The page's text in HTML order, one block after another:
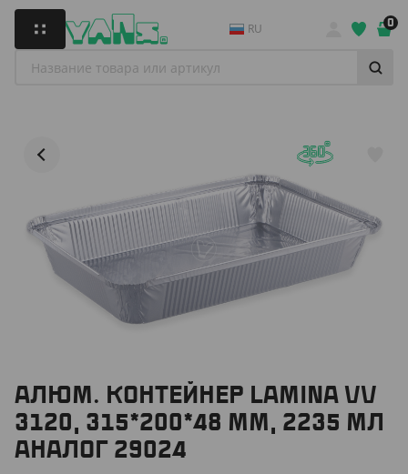
RU 0
АЛЮМ. КОНТЕЙНЕР LAMINA VV
3120, 315*200*48 ММ, 2235 МЛ
АНАЛОГ 29024